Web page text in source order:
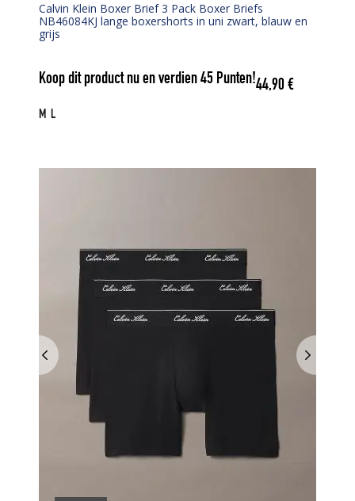
Calvin Klein Boxer Brief 3 Pack Boxer Briefs
NB46084KJ lange boxershorts in uni zwart, blauw en
grijs
Koop dit product nu en verdien45 Punten!44,90€
M L